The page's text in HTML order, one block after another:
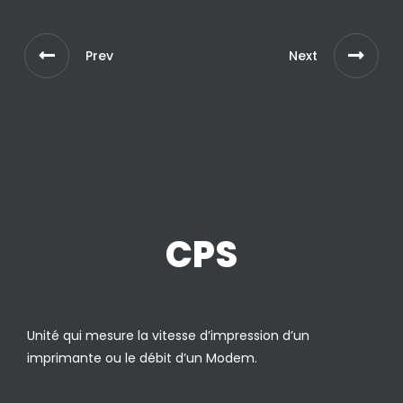
Prev Next
CPS
Unité qui mesure la vitesse d’impression d’un
imprimante ou le débit d’un Modem.